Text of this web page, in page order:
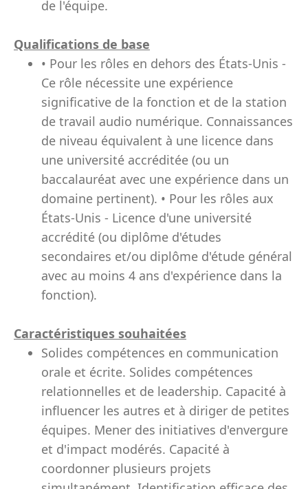
de l'équipe.
Qualifications de base
• Pour les rôles en dehors des États-Unis -
Ce rôle nécessite une expérience
significative de la fonction et de la station
de travail audio numérique. Connaissances
de niveau équivalent à une licence dans
une université accréditée (ou un
baccalauréat avec une expérience dans un
domaine pertinent). • Pour les rôles aux
États-Unis - Licence d'une université
accrédité (ou diplôme d'études
secondaires et/ou diplôme d'étude général
avec au moins 4 ans d'expérience dans la
fonction).
Caractéristiques souhaitées
Solides compétences en communication
orale et écrite. Solides compétences
relationnelles et de leadership. Capacité à
influencer les autres et à diriger de petites
équipes. Mener des initiatives d'envergure
et d'impact modérés. Capacité à
coordonner plusieurs projets